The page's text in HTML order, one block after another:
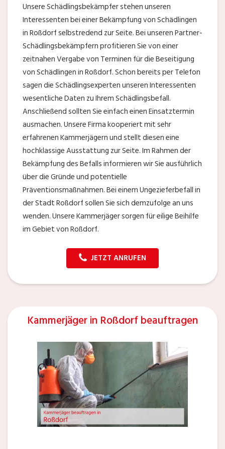
Unsere Schädlingsbekämpfer stehen unseren
Interessenten bei einer Bekämpfung von Schädlingen
in Roßdorf selbstredend zur Seite. Bei unseren Partner-
Schädlingsbekämpfern profitieren Sie von einer
zeitnahen Vergabe von Terminen für die Beseitigung
von Schädlingen in Roßdorf. Schon bereits per Telefon
sagen die Schädlingsexperten unseren Interessenten
wesentliche Daten zu Ihrem Schädlingsbefall.
Anschließend sollten Sie einfach einen Einsatztermin
ausmachen. Unsere Firma kooperiert mit sehr
erfahrenen Kammerjägern und stellt diesen eine
hochklassige Ausstattung zur Seite. Im Rahmen der
Bekämpfung des Befalls informieren wir Sie ausführlich
über die Gründe und potentielle
Präventionsmaßnahmen. Bei einem Ungezieferbefall in
der Stadt Roßdorf sollen Sie sich demzufolge an uns
wenden. Unsere Kammerjäger sorgen für eilige Beihilfe
im Gebiet von Roßdorf.
JETZT ANRUFEN
Kammerjäger in Roßdorf beauftragen